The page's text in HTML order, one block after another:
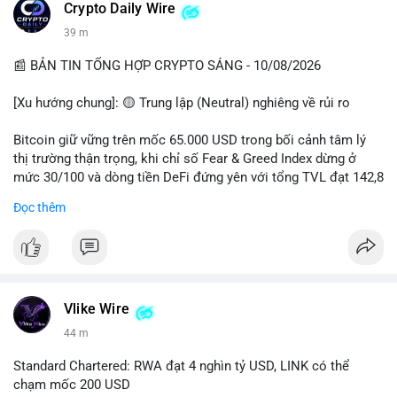
các quỹ phòng hộ sang vị thế Long là tín hiệu tích cực ngầm,
nhưng biến động ngắn hạn vẫn cao.
• Khuyến nghị: Cẩn trọng với các lệnh Long/Short khi Bitcoin
chưa thoát khỏi vùng giá hiện tại. Theo dõi sát các tin tức về
📰 Nguồn: CoinDesk
Crypto Daily Wire
39 m
📰 BẢN TIN TỔNG HỢP CRYPTO SÁNG - 10/08/2026
[Xu hướng chung]: 🟡 Trung lập (Neutral) nghiêng về rủi ro
Bitcoin giữ vững trên mốc 65.000 USD trong bối cảnh tâm lý
thị trường thận trọng, khi chỉ số Fear & Greed Index dừng ở
mức 30/100 và dòng tiền DeFi đứng yên với tổng TVL đạt 142,8
tăng gần 3% khi Iran-Oman hứa mở lại eo Hormuz, giảm lo ngại
lớn khác. Đáng chú ý, thanh lý Short chiếm tới 81,7% tổng 35,7
triệu USD thanh lý trong 24h, cho thấy phe bán đang yếu thế.
- DeFi & Công nghệ: Standard Chartered dự báo thị trường RWA
sẽ bùng nổ lên 4 nghìn tỷ USD, kéo theo giá trị token LINK có
Đọc thêm
Vlike Wire
44 m
Standard Chartered: RWA đạt 4 nghìn tỷ USD, LINK có thể
chạm mốc 200 USD